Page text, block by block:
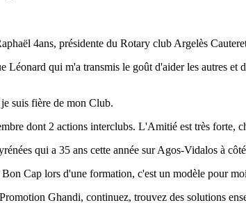
4ans, présidente du Rotary club Argelès
qui m'a transmis le goût d'aider les autres
suis fière de mon Club.
dont 2 actions interclubs. L'Amitié est très forte,
qui a 35 ans cette année sur Agos-Vidalos à
Cap lors d'une formation, c'est un modèle pour
Ghandi, continuez, trouvez des solutions